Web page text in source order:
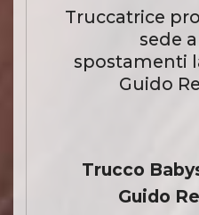
Truccatrice
sede
spostamenti
Guido
Trucco
Guido